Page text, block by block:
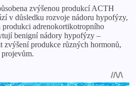
zvýšenou produkcí ACTH
v důsledku rozvoje nádoru hypofýzy,
produkci adrenokortikotropního
benigní nádory hypofýzy –
zvýšení produkce různých hormonů,